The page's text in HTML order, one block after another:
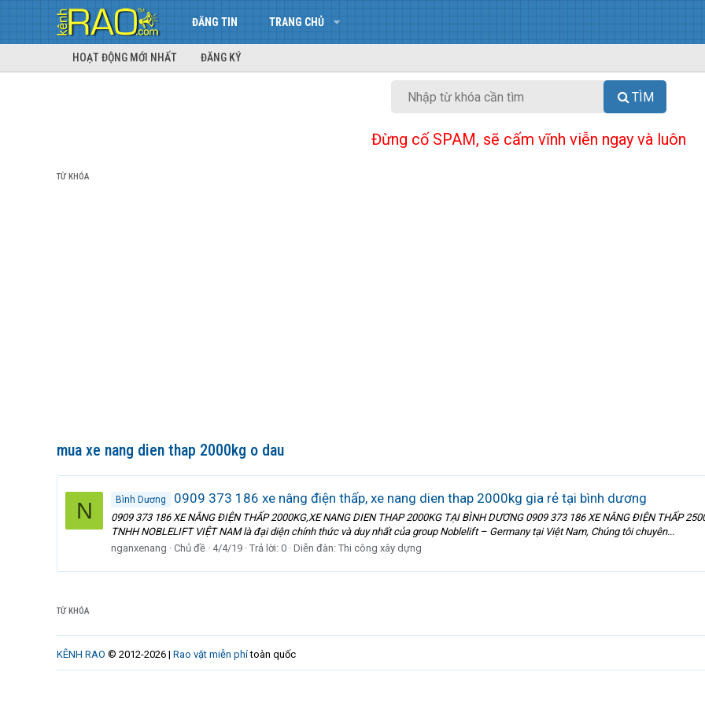
ĐĂNG TIN TRANG CHỦ
HOẠT ĐỘNG MỚI NHẤT ĐĂNG KÝ
TÌM
Đừng cố SPAM, sẽ cấm vĩnh viễn ngay và luôn
TỪ KHÓA
mua xe nang dien thap 2000kg o dau
N Bình Dương 0909 373 186 xe nâng điện thấp, xe nang dien thap 2000kg gia rẻ tại bình dương
0909 373 186 XE NÂNG ĐIỆN THẤP 2000KG,XE NANG DIEN THAP 2000KG TẠI BÌNH DƯƠNG 0909 373 186 XE NÂNG ĐIỆN THẤP
TNHH NOBLELIFT VIỆT NAM là đại diện chính thức và duy nhất của group Noblelift – Germany tại Việt Nam, Chúng tôi chuyên...
nganxenang
Chủ đề 4/4/19 Trả lời: 0 Diễn đàn: Thi công xây dựng
TỪ KHÓA
KÊNH RAO © 2012-2026 | Rao vặt miễn phítoàn quốc